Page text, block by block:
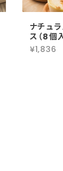
ナチュ
ス（8個
¥1,836